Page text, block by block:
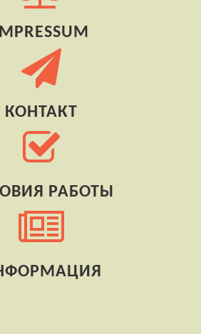
КОНТАКТ
РАБОТЫ